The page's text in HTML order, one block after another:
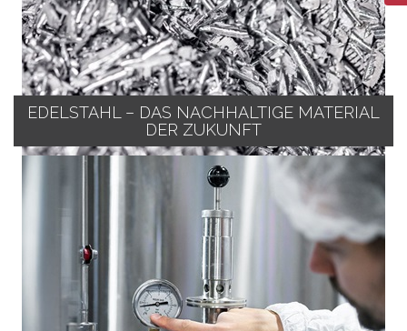
EDELSTAHL – DAS NACHHALTIGE MATERIAL
DER ZUKUNFT